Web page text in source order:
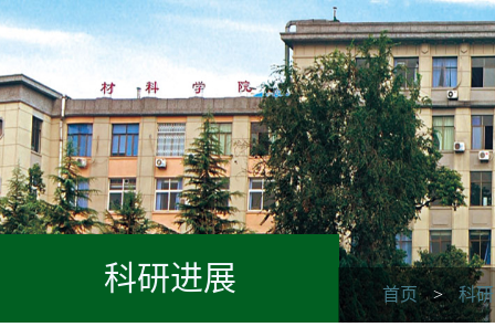
科研进展 首页 > 科